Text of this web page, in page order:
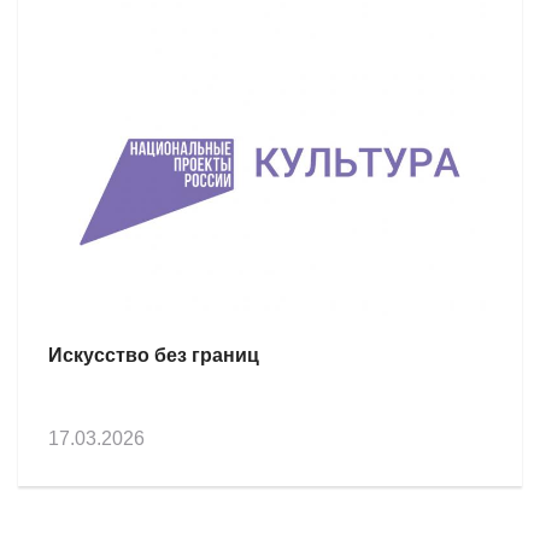
Искусство без границ
17.03.2026